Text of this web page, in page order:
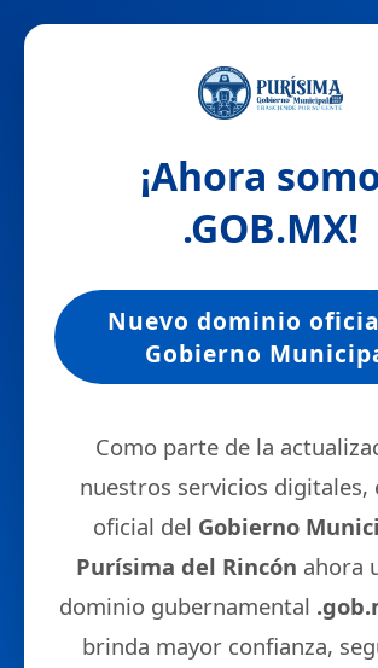
¡Ahora
.GOB.MX!
Nuevo dominio
Gobierno
Como parte de la
nuestros servicios digitales,
oficial del Gobierno
Purísima del Rincón ahora
dominio gubernamental
brinda mayor confianza,